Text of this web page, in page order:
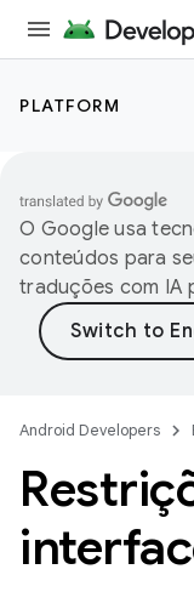
PLATFORM
O Google usa
conteúdos para
traduções com IA
Android Developers